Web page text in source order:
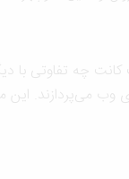
چه تفاوتی با دیگر
وب می‌پردازند.